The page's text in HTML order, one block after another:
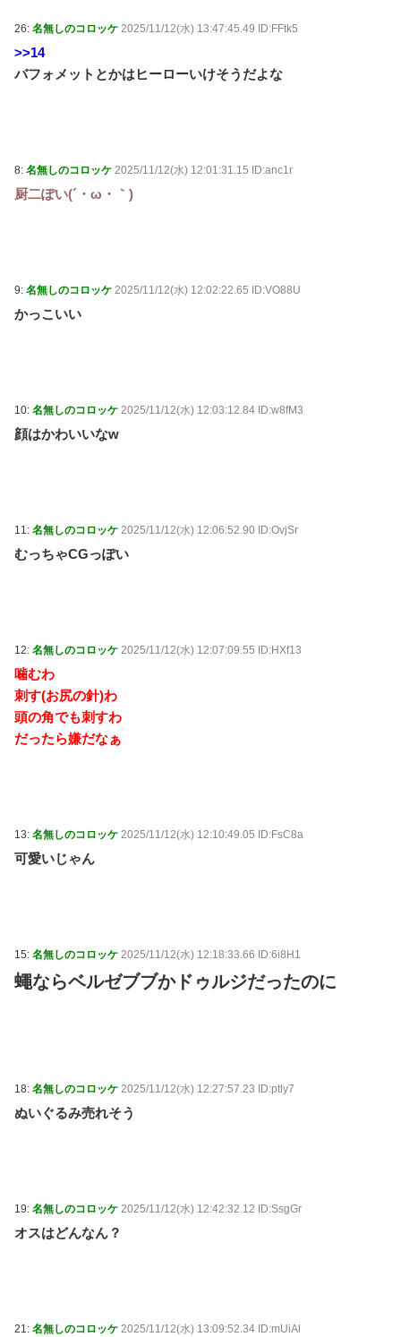
26: 名無しのコロッケ 2025/11/12(水) 13:47:45.49 ID:FFtk5
>>14
バフォメットとかはヒーローいけそうだよな
8: 名無しのコロッケ 2025/11/12(水) 12:01:31.15 ID:anc1r
厨二ぽい(´・ω・｀)
9: 名無しのコロッケ 2025/11/12(水) 12:02:22.65 ID:VO88U
かっこいい
10: 名無しのコロッケ 2025/11/12(水) 12:03:12.84 ID:w8fM3
顔はかわいいなw
11: 名無しのコロッケ 2025/11/12(水) 12:06:52.90 ID:OvjSr
むっちゃCGっぽい
12: 名無しのコロッケ 2025/11/12(水) 12:07:09.55 ID:HXf13
噛むわ
刺す(お尻の針)わ
頭の角でも刺すわ
だったら嫌だなぁ
13: 名無しのコロッケ 2025/11/12(水) 12:10:49.05 ID:FsC8a
可愛いじゃん
15: 名無しのコロッケ 2025/11/12(水) 12:18:33.66 ID:6i8H1
蠅ならベルゼブブかドゥルジだったのに
18: 名無しのコロッケ 2025/11/12(水) 12:27:57.23 ID:ptly7
ぬいぐるみ売れそう
19: 名無しのコロッケ 2025/11/12(水) 12:42:32.12 ID:SsgGr
オスはどんなん？
21: 名無しのコロッケ 2025/11/12(水) 13:09:52.34 ID:mUiAl